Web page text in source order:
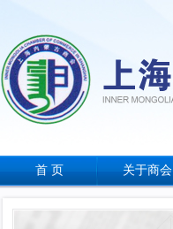
首 页 关于商会